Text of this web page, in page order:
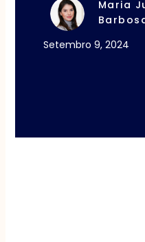
Maria
Setembro 9, 2024